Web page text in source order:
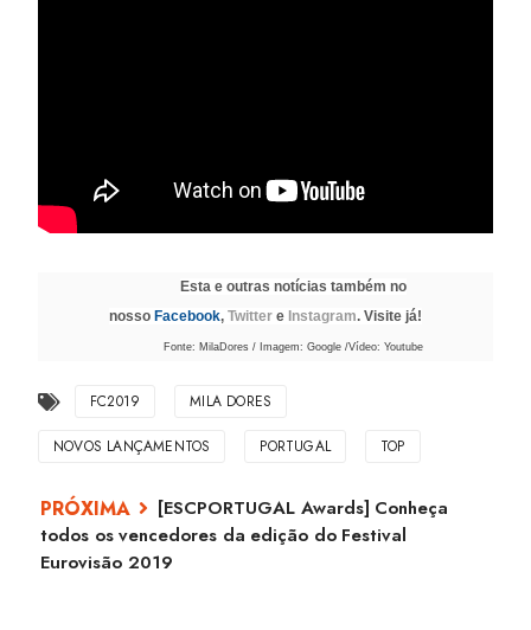
Esta e outras notícias também no
nosso Facebook, Twitter e Instagram. Visite já!
Fonte: MilaDores / Imagem: Google /Vídeo: Youtube
FC2019 MILA DORES
NOVOS LANÇAMENTOS PORTUGAL TOP
[ESCPORTUGAL Awards] Conheça
todos os vencedores da edição do Festival
Eurovisão 2019